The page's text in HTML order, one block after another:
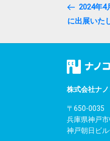
シ
ン
Post2024年4
に出展いた
株式会社ナ
〒650-0035
兵庫県神戸
神戸朝日ビ